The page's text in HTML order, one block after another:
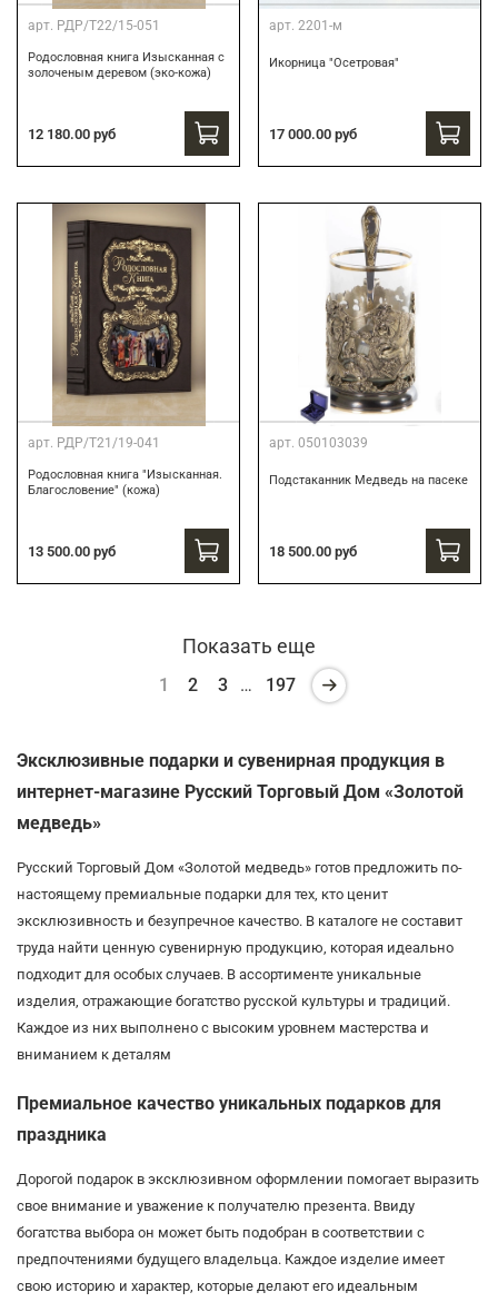
арт. РДР/Т22/15-051
Родословная книга Изысканная с
золоченым деревом (эко-кожа)
12 180.00 руб
арт. 2201-м
Икорница "Осетровая"
17 000.00 руб
арт. РДР/Т21/19-041
Родословная книга "Изысканная.
Благословение" (кожа)
13 500.00 руб
арт. 050103039
Подстаканник Медведь на пасеке
18 500.00 руб
Показать еще
1 2 3 … 197
Эксклюзивные подарки и сувенирная продукция в
интернет-магазине Русский Торговый Дом «Золотой
медведь»
Русский Торговый Дом «Золотой медведь» готов предложить по-
настоящему премиальные подарки для тех, кто ценит
эксклюзивность и безупречное качество. В каталоге не составит
труда найти ценную сувенирную продукцию, которая идеально
подходит для особых случаев. В ассортименте уникальные
изделия, отражающие богатство русской культуры и традиций.
Каждое из них выполнено с высоким уровнем мастерства и
вниманием к деталям
Премиальное качество уникальных подарков для
праздника
Дорогой подарок в эксклюзивном оформлении помогает выразить
свое внимание и уважение к получателю презента. Ввиду
богатства выбора он может быть подобран в соответствии с
предпочтениями будущего владельца. Каждое изделие имеет
свою историю и характер, которые делают его идеальным